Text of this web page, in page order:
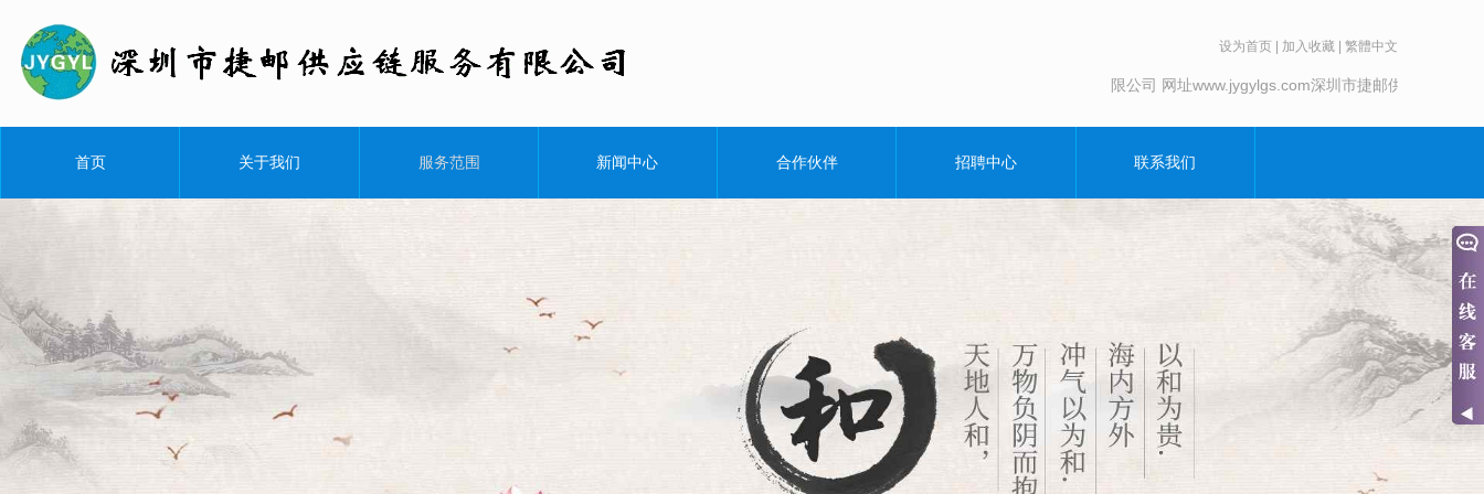
设为首页 加入收藏 繁體中文
深圳市捷邮供链服务有限公司 网址www.jygylgs.com深圳市捷邮供链服务有限公
首页 关于我们 服务范围 新闻中心 合作伙伴 招聘中心 联系我们